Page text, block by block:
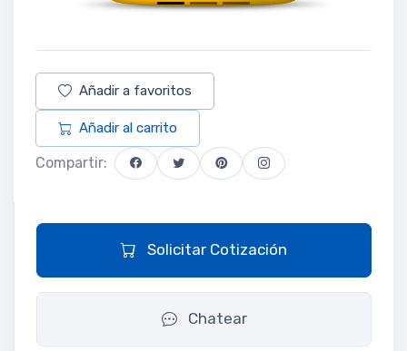
Añadir a favoritos
Añadir al carrito
Compartir:
Solicitar Cotización
Chatear